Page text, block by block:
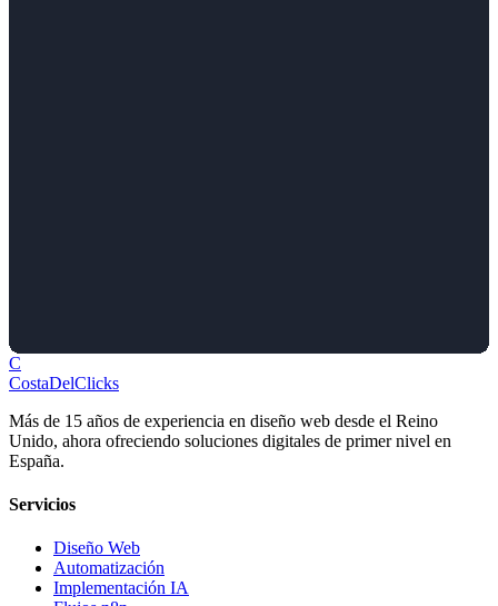
C
CostaDelClicks
Más de 15 años de experiencia en diseño web desde el Reino
Unido, ahora ofreciendo soluciones digitales de primer nivel en
España.
Servicios
Diseño Web
Automatización
Implementación IA